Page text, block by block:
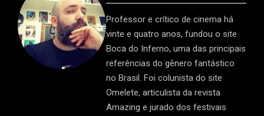
Professor e crítico de cinema há
vinte e quatro anos, fundou o site
Boca do Inferno, uma das principais
referências do gênero fantástico
no Brasil. Foi colunista do site
Omelete, articulista da revista
Amazing e jurado dos festivais